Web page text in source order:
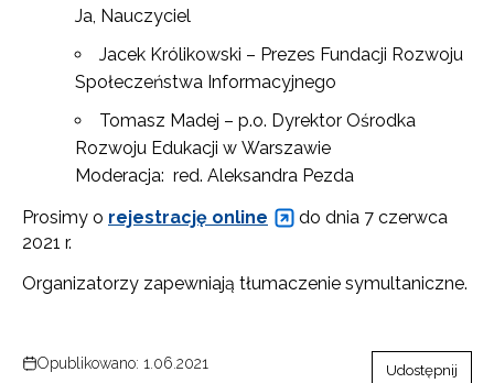
Ja, Nauczyciel
Jacek Królikowski – Prezes Fundacji Rozwoju
Społeczeństwa Informacyjnego
Tomasz Madej – p.o. Dyrektor Ośrodka
Rozwoju Edukacji w Warszawie
Moderacja: red. Aleksandra Pezda
Prosimy o rejestrację online
do dnia 7 czerwca
2021 r.
Organizatorzy zapewniają tłumaczenie symultaniczne.
Opublikowano: 1.06.2021 Udostępnij
Newsletter ORE
Zapisz się i bądź na bieżąco z najnowszymi
o szkoleniach i programach.